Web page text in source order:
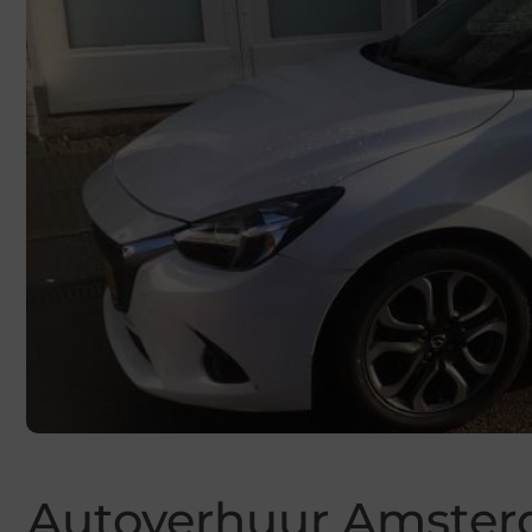
Autoverhuur